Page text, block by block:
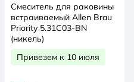
Смеситель для раковины
встраиваемый Allen Brau
Priority 5.31C03-BN
(никель)
Привезем к 10 июля